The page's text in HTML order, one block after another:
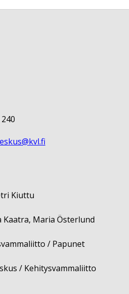
Kiuttu
Kaatra, Maria Österlund
/ Papunet
/ Kehitysvammaliitto